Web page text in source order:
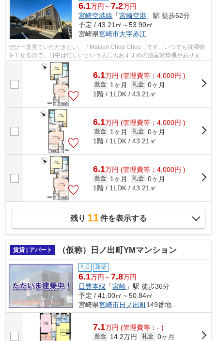
6.1万円～7.2万円
宮崎空港線 「宮崎空港 」駅 徒歩62分
予定 / 43.21㎡～53.90㎡
宮崎県宮崎市大字赤江
ぜひ一度見ていただきたい、「Maison Chou Chou」です。いつでも洗濯物
を干せるので、日中は忙しいという人にもおすすめの浴室乾燥機がありま
す。知らない人が来た時でも玄関を開けず...
6.1万円 (管理費等：4,000円 )
敷金 1ヶ月 礼金 0ヶ月
1階 / 1LDK / 43.21㎡
6.1万円 (管理費等：4,000円 )
敷金 1ヶ月 礼金 0ヶ月
1階 / 1LDK / 43.21㎡
6.1万円 (管理費等：4,000円 )
敷金 1ヶ月 礼金 0ヶ月
1階 / 1LDK / 43.21㎡
残り 11件を表示する
賃貸 | アパート （仮称）日ノ出町YMマンション
礼0 新築
6.1万円～7.8万円
日豊本線 「宮崎 」駅 徒歩36分
予定 / 41.00㎡～50.84㎡
宮崎県宮崎市日ノ出町149番地
7.1万円 (管理費等：- )
敷金 14.2万円 礼金 0ヶ月